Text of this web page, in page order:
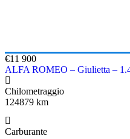
€11 900
ALFA ROMEO – Giulietta –
Chilometraggio
124879 km
Carburante